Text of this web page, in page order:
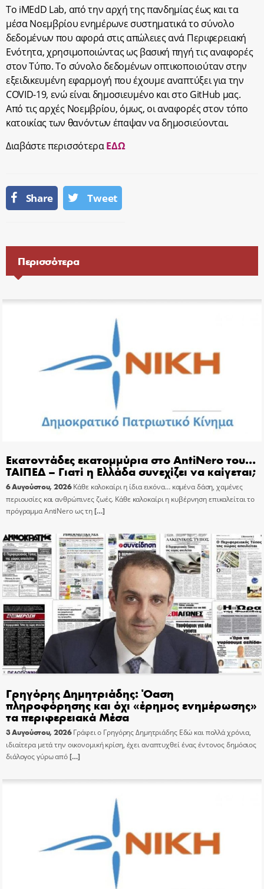
Το iMEdD Lab, από την αρχή της πανδημίας έως και τα
μέσα Νοεμβρίου ενημέρωνε συστηματικά το σύνολο
δεδομένων που αφορά στις απώλειες ανά Περιφερειακή
Ενότητα, χρησιμοποιώντας ως βασική πηγή τις αναφορές
στον Τύπο. Το σύνολο δεδομένων οπτικοποιούταν στην
εξειδικευμένη εφαρμογή που έχουμε αναπτύξει για την
COVID-19, ενώ είναι δημοσιευμένο και στο GitHub μας.
Από τις αρχές Νοεμβρίου, όμως, οι αναφορές στον τόπο
κατοικίας των θανόντων έπαψαν να δημοσιεύονται.
Διαβάστε περισσότεραΕΔΩ
Share Tweet
Περισσότερα
Εκατοντάδες εκατομμύρια στο AntiNero του…
ΤΑΙΠΕΔ – Γιατί η Ελλάδα συνεχίζει να καίγεται;
6 Αυγούστου, 2026 Κάθε καλοκαίρι η ίδια εικόνα… καμένα δάση, χαμένες
περιουσίες και ανθρώπινες ζωές. Κάθε καλοκαίρι η κυβέρνηση επικαλείται το
πρόγραμμα AntiNero ως τη[…]
Γρηγόρης Δημητριάδης: Όαση
πληροφόρησης και όχι «έρημος ενημέρωσης»
τα περιφερειακά Μέσα
3 Αυγούστου, 2026 Γράφει ο Γρηγόρης Δημητριάδης Εδώ και πολλά χρόνια,
ιδιαίτερα μετά την οικονομική κρίση, έχει αναπτυχθεί ένας έντονος δημόσιος
διάλογος γύρω από[…]